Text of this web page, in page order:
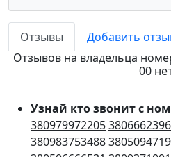
Отзывы
Добавить
Отзывов на владельца
00
Узнай кто звонит с
380979972205
380983753488